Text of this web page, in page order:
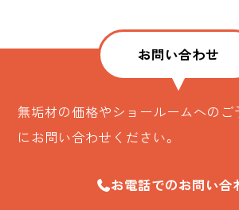
お問い合わせ
無垢材の価格やショールームへのご
にお問い合わせください。
お電話でのお問い合